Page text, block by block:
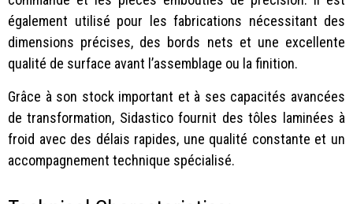
également utilisé pour les fabrications nécessitant des
dimensions précises, des bords nets et une excellente
qualité de surface avant l’assemblage ou la finition.
Grâce à son stock important et à ses capacités avancées
de transformation, Sidastico fournit des tôles laminées à
froid avec des délais rapides, une qualité constante et un
accompagnement technique spécialisé.